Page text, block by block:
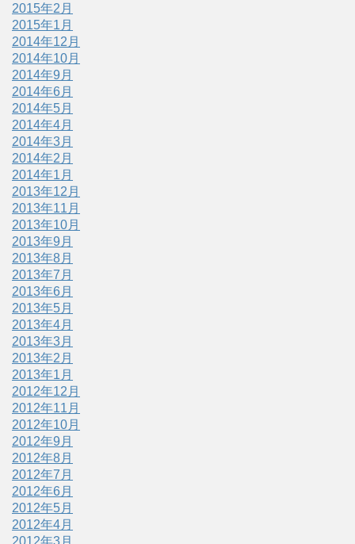
2015年2月
2015年1月
2014年12月
2014年10月
2014年9月
2014年6月
2014年5月
2014年4月
2014年3月
2014年2月
2014年1月
2013年12月
2013年11月
2013年10月
2013年9月
2013年8月
2013年7月
2013年6月
2013年5月
2013年4月
2013年3月
2013年2月
2013年1月
2012年12月
2012年11月
2012年10月
2012年9月
2012年8月
2012年7月
2012年6月
2012年5月
2012年4月
2012年3月